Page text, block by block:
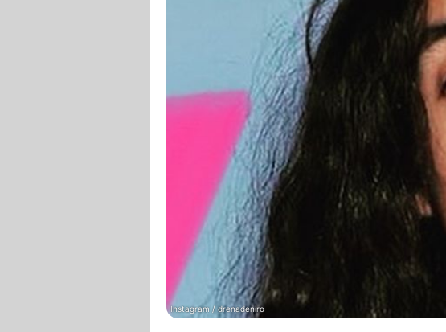
Instagram / drenadeniro